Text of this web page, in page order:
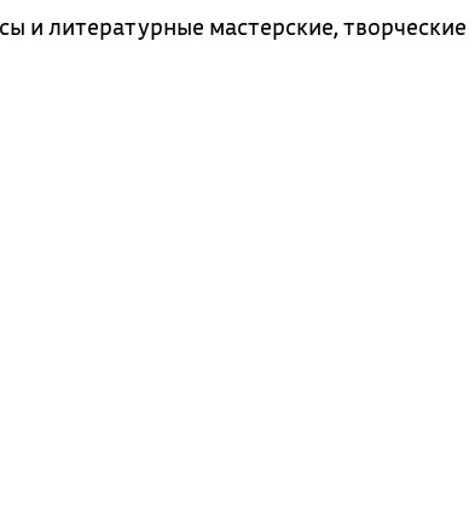
и литературные мастерские, творческие